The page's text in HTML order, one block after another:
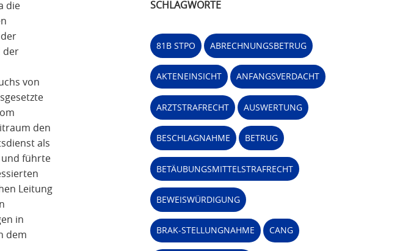
die
der
von
den
als
und führte
Leitung
in
dem
SCHLAGWORTE
81B STPO ABRECHNUNGSBETRUG
AKTENEINSICHT ANFANGSVERDACHT
ARZTSTRAFRECHT AUSWERTUNG
BESCHLAGNAHME BETRUG
BETÄUBUNGSMITTELSTRAFRECHT
BEWEISWÜRDIGUNG
BRAK-STELLUNGNAHME CANG